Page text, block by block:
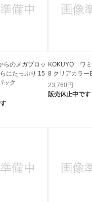
のメガブロッ
にたっぷり 15
ック
KOKUYO ワミ
8 クリアカラー
23,760円
販売休止中です